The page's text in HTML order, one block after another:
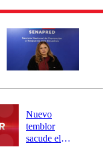
Nuevo
temblor
sacude el